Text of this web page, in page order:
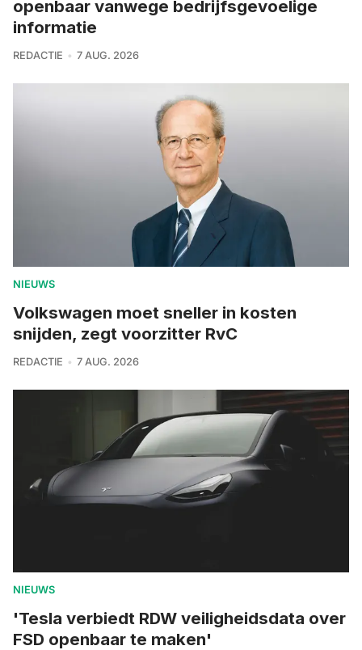
openbaar vanwege bedrijfsgevoelige
informatie
REDACTIE 7 AUG. 2026
NIEUWS
Volkswagen moet sneller in kosten
snijden, zegt voorzitter RvC
REDACTIE 7 AUG. 2026
NIEUWS
'Tesla verbiedt RDW veiligheidsdata over
FSD openbaar te maken'